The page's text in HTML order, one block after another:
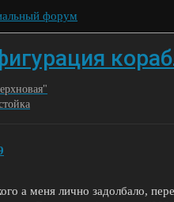
форум
а меня лично задолбало,